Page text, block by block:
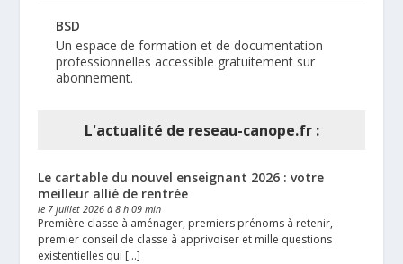
BSD
Un espace de formation et de documentation
professionnelles accessible gratuitement sur
abonnement.
L'actualité de reseau-canope.fr :
Le cartable du nouvel enseignant 2026 : votre
meilleur allié de rentrée
le 7 juillet 2026 à 8 h 09 min
Première classe à aménager, premiers prénoms à retenir,
premier conseil de classe à apprivoiser et mille questions
existentielles qui […]